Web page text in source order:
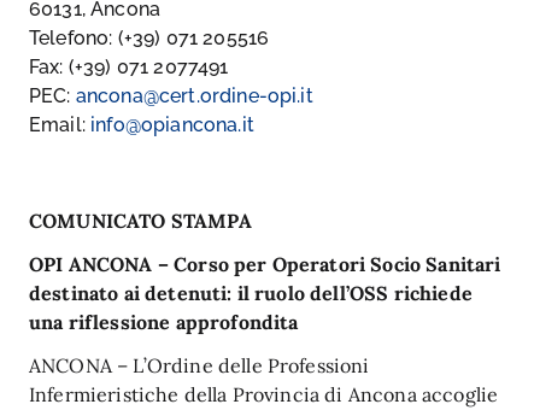
60131, Ancona
Telefono: (+39) 071 205516
Fax: (+39) 071 2077491
PEC: ancona@cert.ordine-opi.it
Email: info@opiancona.it
COMUNICATO STAMPA
OPI ANCONA – Corso per Operatori Socio Sanitari
destinato ai detenuti: il ruolo dell’OSS richiede
una riflessione approfondita
ANCONA – L’Ordine delle Professioni
Infermieristiche della Provincia di Ancona accoglie